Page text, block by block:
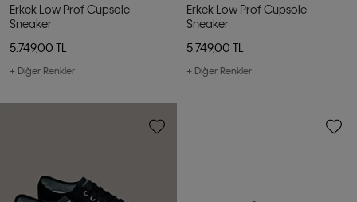
Erkek Low Prof Cupsole
Sneaker
5.749,00 TL
+ Diğer Renkler
Erkek Low Prof Cupsole
Sneaker
5.749,00 TL
+ Diğer Renkler